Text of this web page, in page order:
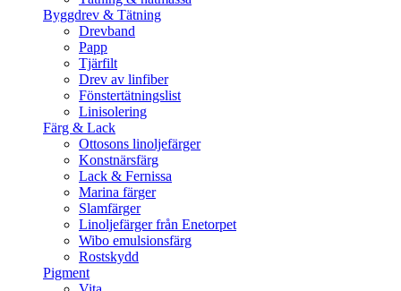
Byggdrev & Tätning
Drevband
Papp
Tjärfilt
Drev av linfiber
Fönstertätningslist
Linisolering
Färg & Lack
Ottosons linoljefärger
Konstnärsfärg
Lack & Fernissa
Marina färger
Slamfärger
Linoljefärger från Enetorpet
Wibo emulsionsfärg
Rostskydd
Pigment